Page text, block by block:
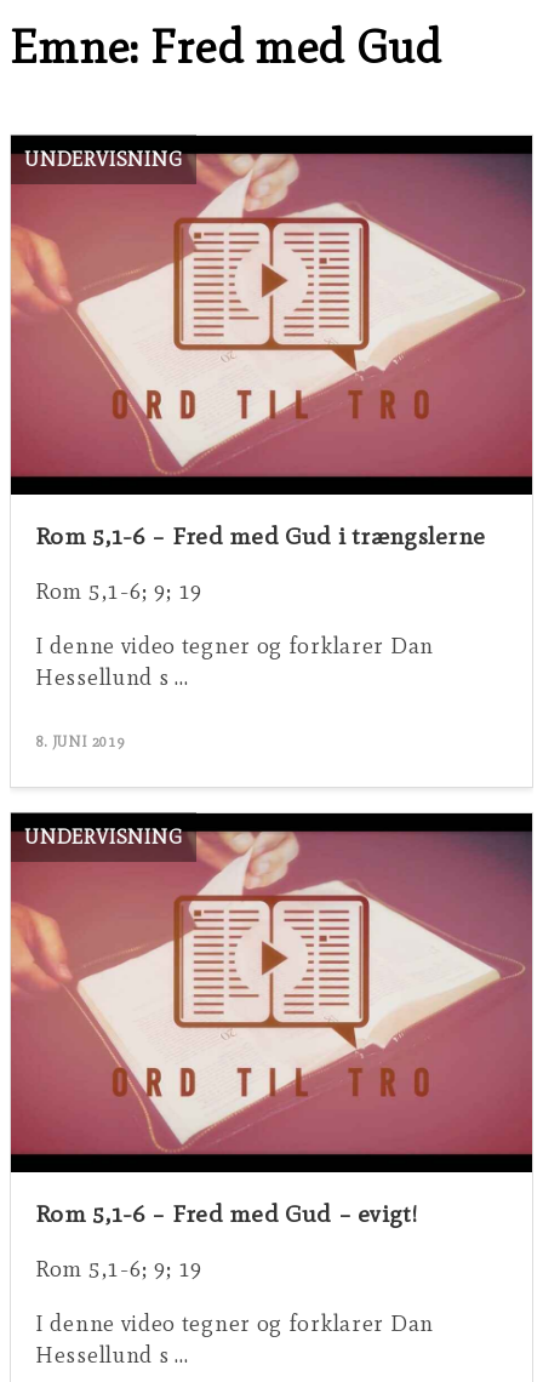
Emne: Fred med Gud
UNDERVISNING
Rom 5,1-6 – Fred med Gud i trængslerne
Rom 5,1-6; 9; 19
I denne video tegner og forklarer Dan
Hessellund s …
8. JUNI 2019
UNDERVISNING
Rom 5,1-6 – Fred med Gud – evigt!
Rom 5,1-6; 9; 19
I denne video tegner og forklarer Dan
Hessellund s …